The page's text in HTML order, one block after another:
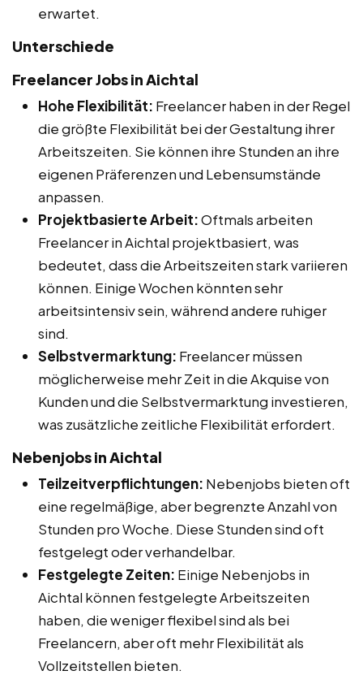
erwartet.
Unterschiede
Freelancer Jobs in Aichtal
Hohe Flexibilität: Freelancer haben in der Regel
die größte Flexibilität bei der Gestaltung ihrer
Arbeitszeiten. Sie können ihre Stunden an ihre
eigenen Präferenzen und Lebensumstände
anpassen.
Projektbasierte Arbeit:Oftmals arbeiten
Freelancer in Aichtal projektbasiert, was
bedeutet, dass die Arbeitszeiten stark variieren
können. Einige Wochen könnten sehr
arbeitsintensiv sein, während andere ruhiger
sind.
Selbstvermarktung: Freelancer müssen
möglicherweise mehr Zeit in die Akquise von
Kunden und die Selbstvermarktung investieren,
was zusätzliche zeitliche Flexibilität erfordert.
Nebenjobs in Aichtal
Teilzeitverpflichtungen: Nebenjobs bieten oft
eine regelmäßige, aber begrenzte Anzahl von
Stunden pro Woche. Diese Stunden sind oft
festgelegt oder verhandelbar.
Festgelegte Zeiten: Einige Nebenjobs in
Aichtal können festgelegte Arbeitszeiten
haben, die weniger flexibel sind als bei
Freelancern, aber oft mehr Flexibilität als
Vollzeitstellen bieten.